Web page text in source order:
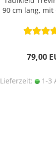
90 cm lang, mit
79,00
Lieferzeit: 1-3